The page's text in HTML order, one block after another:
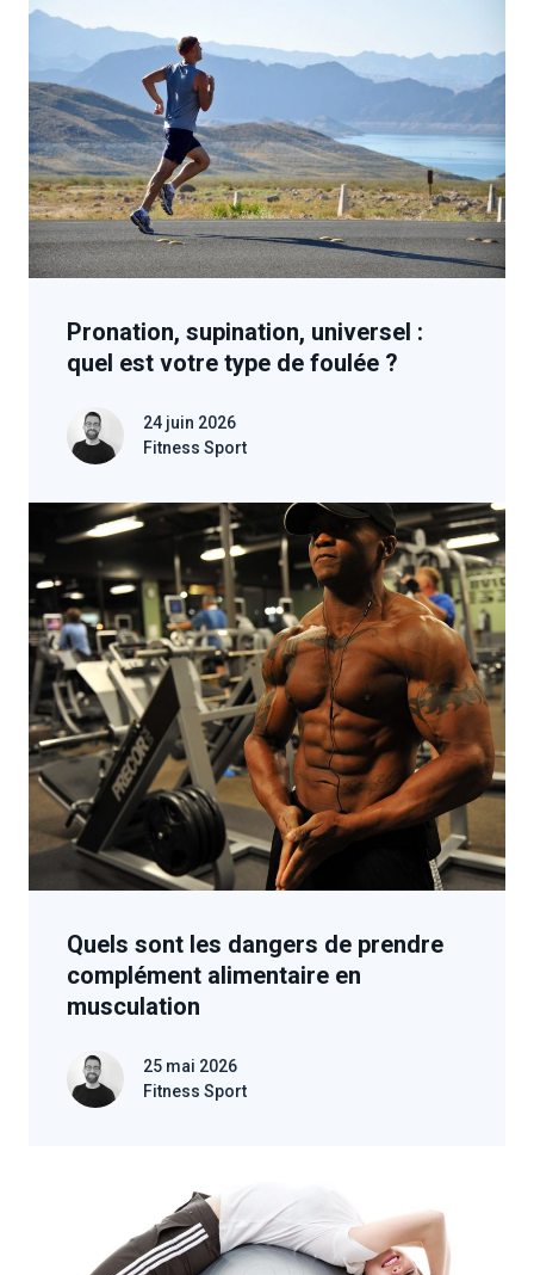
Pronation, supination, universel :
quel est votre type de foulée ?
24 juin 2026
Fitness Sport
Quels sont les dangers de prendre
complément alimentaire en
musculation
25 mai 2026
Fitness Sport